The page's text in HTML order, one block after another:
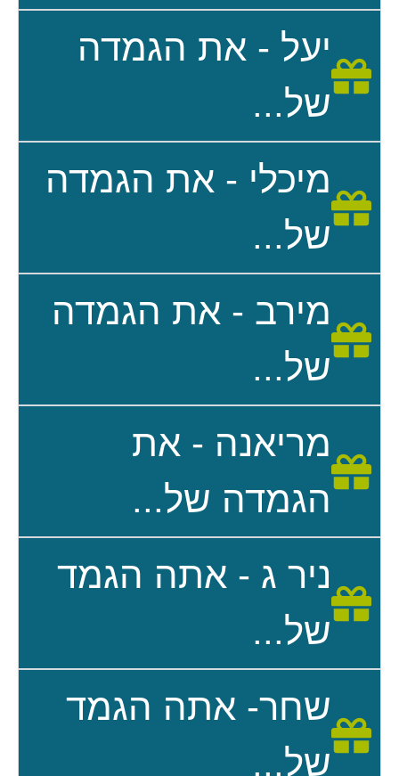
יעל - את הגמדה
של...
מיכלי - את הגמדה
של...
מירב - את הגמדה
של...
מריאנה - את
הגמדה של...
ניר ג - אתה הגמד
של...
שחר- אתה הגמד
של...